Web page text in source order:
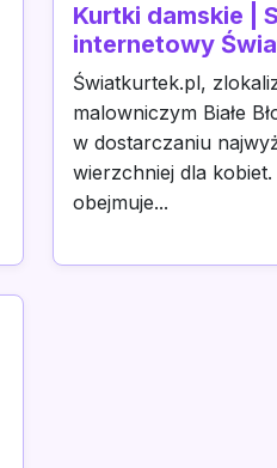
Kurtki damskie |
internetowy
Światkurtek.pl,
malowniczym Białe
w dostarczaniu
wierzchniej dla
obejmuje...